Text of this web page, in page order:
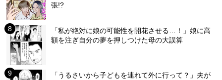
張!?
「私が絶対に娘の可能性を開花させる…！」娘に高
額を注ぎ自分の夢を押しつけた母の大誤算
「うるさいから子どもを連れて外に行って？」夫が